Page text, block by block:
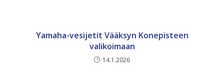
Yamaha-vesijetit Vääksyn Konepisteen
valikoimaan
14.1.2026